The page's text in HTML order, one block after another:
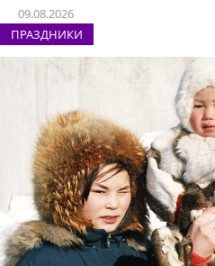
09.08.2026
ПРАЗДНИКИ